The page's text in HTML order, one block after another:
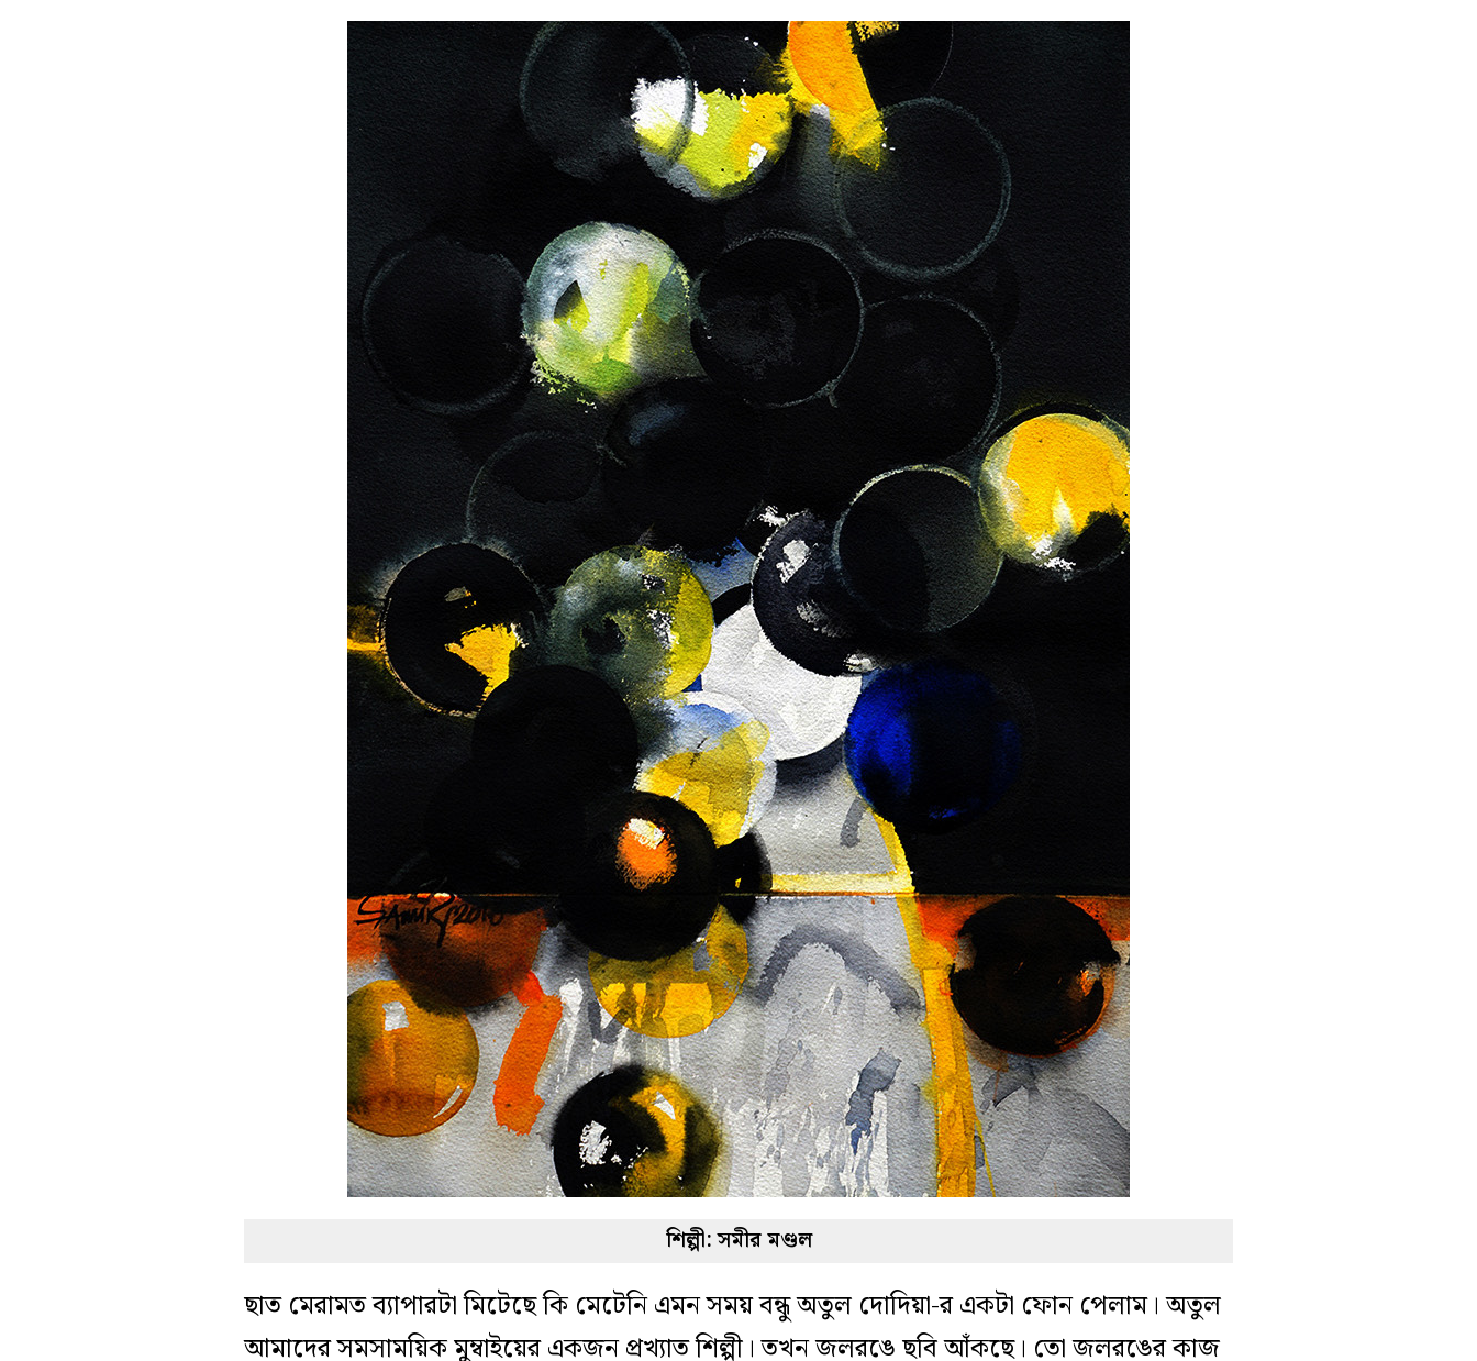
শিল্পী: সমীর মণ্ডল
ছাত মেরামত ব্যাপারটা মিটেছে কি মেটেনি এমন সময় বন্ধু অতুল দোদিয়া-র একটা ফোন পেলাম। অতুল
আমাদের সমসাময়িক মুম্বাইয়ের একজন প্রখ্যাত শিল্পী। তখন জলরঙে ছবি আঁকছে। তো জলরঙের কাজ